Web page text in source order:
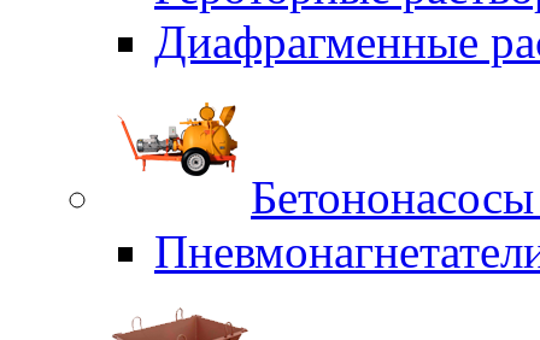
Диафрагменные